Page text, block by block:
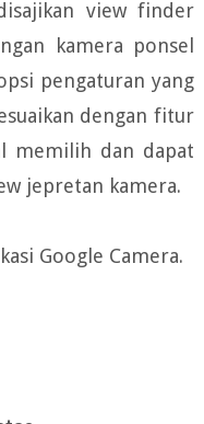
view finder
kamera ponsel
pengaturan yang
dengan fitur
memilih dan dapat
jepretan kamera.
Google Camera.